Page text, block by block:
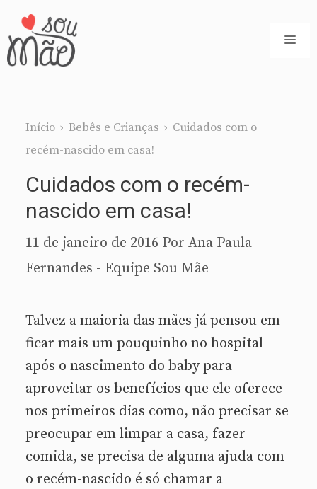
Pular
para
Início › Bebês e Crianças › Cuidados com o
recém-nascido em casa!
Cuidados com o recém-
nascido em casa!
11 de janeiro de 2016 Por Ana Paula
Fernandes - Equipe Sou Mãe
Talvez a maioria das mães já pensou em
ficar mais um pouquinho no hospital
após o nascimento do baby para
aproveitar os benefícios que ele oferece
nos primeiros dias como, não precisar se
preocupar em limpar a casa, fazer
comida, se precisa de alguma ajuda com
o recém-nascido é só chamar a